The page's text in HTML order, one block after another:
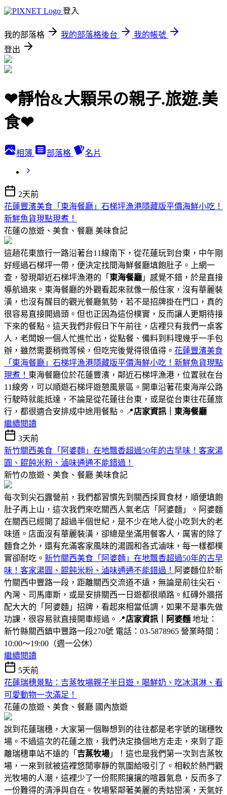
登入
我的部落格 我的部落格後台
我的帳號
登出
❤靜怡&大顆呆の親子.旅遊.美
食❤
相簿 部落格 名片
2天前
花蓮豐濱美食「東海餐廳」石梯坪漁港隱藏版平價海鮮小吃！
新鮮魚貨現點現煮！
花蓮の旅遊、美食、餐廳 美味食記
這趟花東旅行一路沿著台11線南下，從花蓮玩到台東，中午剛
好經過石梯坪一帶，便決定找間海鮮餐廳填飽肚子。上網一
查，發現鄰近石梯坪漁港的「 東海餐廳 」感覺不錯，於是直接
導航過來。東海餐廳的外觀看起來就像一般住家，沒有華麗裝
潢，也沒有醒目的觀光餐廳氣勢，若不是招牌掛在門口，真的
很容易直接開過頭。但也正因為這份樸實，反而讓人更期待接
下來的餐點。這天我們非假日下午前往，店裡只有我們一桌客
人，老闆娘一個人忙進忙出，從點餐、備料到料理幾乎一手包
辦，雖然需要稍微等候，但吃完後覺得很值得。 花蓮豐濱美食
「東海餐廳」石梯坪漁港隱藏版平價海鮮小吃！新鮮魚貨現點
現煮！ 東海餐廳位於花蓮豐濱，鄰近石梯坪漁港，位置就在台
11線旁，可以順遊石梯坪遊憩風景區。開車沿著花東海岸公路
行駛時就能抵達，不論是從花蓮往台東，或是從台東往花蓮旅
行，都很適合安排成中途用餐點。📍店家資訊｜東海餐廳
繼續閱讀
3天前
新竹關西美食「阿婆麵」在地飄香超過50年的古早味！客家湯
圓、餛飩米粉、滷味通通不能錯過！
新竹の旅遊、美食、餐廳 美味食記
每次到尖石露營前，我們都習慣先到關西採買食材，順便填飽
肚子再上山，這次我們來吃關西人氣老店「阿婆麵」。阿婆麵
在關西已經開了超過半個世紀，是不少在地人從小吃到大的老
味道。店面沒有華麗裝潢，卻總是坐滿用餐客人，厲害的除了
麵食之外，還有充滿客家風味的湯圓和各式滷味，每一樣都樸
實卻耐吃。 新竹關西美食「阿婆麵」在地飄香超過50年的古早
味！客家湯圓、餛飩米粉、滷味通通不能錯過！ 阿婆麵位於新
竹關西中豐路一段，距離關西交流道不遠，無論是前往尖石、
內灣、司馬庫斯，或是安排關西一日遊都很順路。紅磚外牆搭
配大大的「阿婆麵」招牌，看起來相當低調，如果不是事先做
功課，很容易就直接開車經過。📍店家資訊｜阿婆麵 地址：
新竹縣關西鎮中豐路一段270號 電話：03-5878965 營業時間：
10:00～19:00（週一公休）
繼續閱讀
5天前
花蓮瑞穗景點：吉蒸牧場親子半日遊，喝鮮奶、吃冰淇淋、看
可愛動物一次滿足！
花蓮の旅遊、美食、餐廳 國內旅遊
說到花蓮瑞穗，大家第一個聯想到的往往都是老字號的瑞穗牧
場。不過這次的花蓮之旅，我們決定換個地方走走，來到了距
離瑞穗車站不遠的「 吉蒸牧場 」！這也是我們第一次到吉蒸牧
場，一來到就被這裡悠閒寧靜的氛圍給吸引了。相較於熱門觀
光牧場的人潮，這裡少了一份熙熙攘攘的喧囂氣息，反而多了
一份難得的清淨與自在。牧場緊鄰著美麗的秀姑巒溪，天氣好